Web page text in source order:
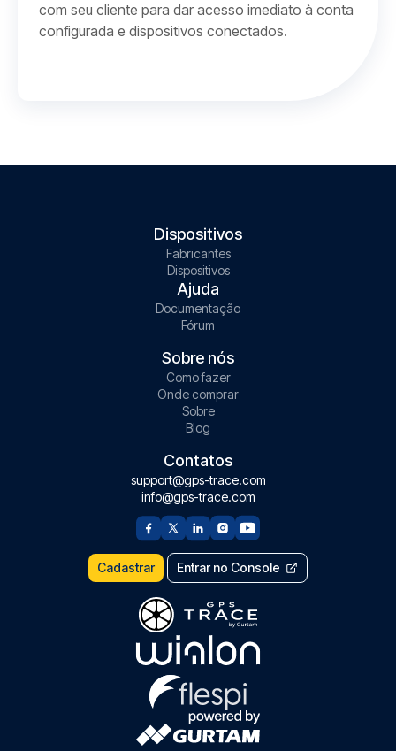
com seu cliente para dar acesso imediato à conta
configurada e dispositivos conectados.
Dispositivos
Fabricantes
Dispositivos
Ajuda
Documentação
Fórum
Sobre nós
Como fazer
Onde comprar
Sobre
Blog
Contatos
support@gps-trace.com
info@gps-trace.com
Cadastrar Entrar no Console